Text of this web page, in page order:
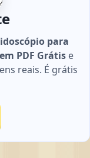
para
PDF Grátis e
reais. É grátis